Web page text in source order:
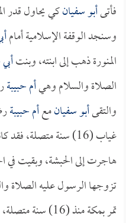
فأتىأبو سفيانكي يحاول قدر
وسنجد الوقفة الإسلامية أمام
المنورة ذهب إلى ابنته، وبنت
الصلاة والسلام وهيأم حبيبة
والتقىأبو سفيانمعأم حبيبة
غياب (16) سنة متصلة، فقد كانت
هاجرت إلى الحبشة، وبقيت في
تزوجها الرسول عليه الصلاة
تمر بمكة منذ (16)